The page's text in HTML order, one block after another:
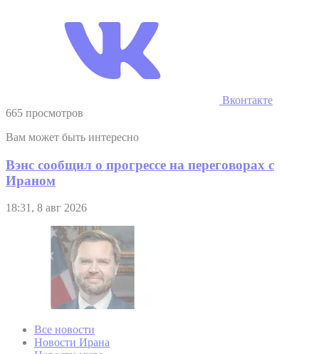
Вконтакте
665 просмотров
Вам может быть интересно
Вэнс сообщил о прогрессе на переговорах с
Ираном
18:31, 8 авг 2026
Все новости
Новости Ирана